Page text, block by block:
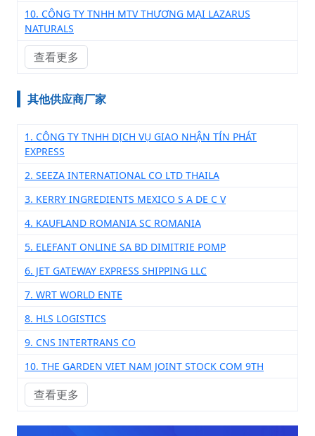
10. CÔNG TY TNHH MTV THƯƠNG MẠI LAZARUS
NATURALS
查看更多
其他供应商厂家
1. CÔNG TY TNHH DỊCH VỤ GIAO NHẬN TÍN PHÁT
EXPRESS
2. SEEZA INTERNATIONAL CO LTD THAILA
3. KERRY INGREDIENTS MEXICO S A DE C V
4. KAUFLAND ROMANIA SC ROMANIA
5. ELEFANT ONLINE SA BD DIMITRIE POMP
6. JET GATEWAY EXPRESS SHIPPING LLC
7. WRT WORLD ENTE
8. HLS LOGISTICS
9. CNS INTERTRANS CO
10. THE GARDEN VIET NAM JOINT STOCK COM 9TH
查看更多